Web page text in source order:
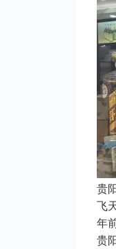
贵
飞
年
贵